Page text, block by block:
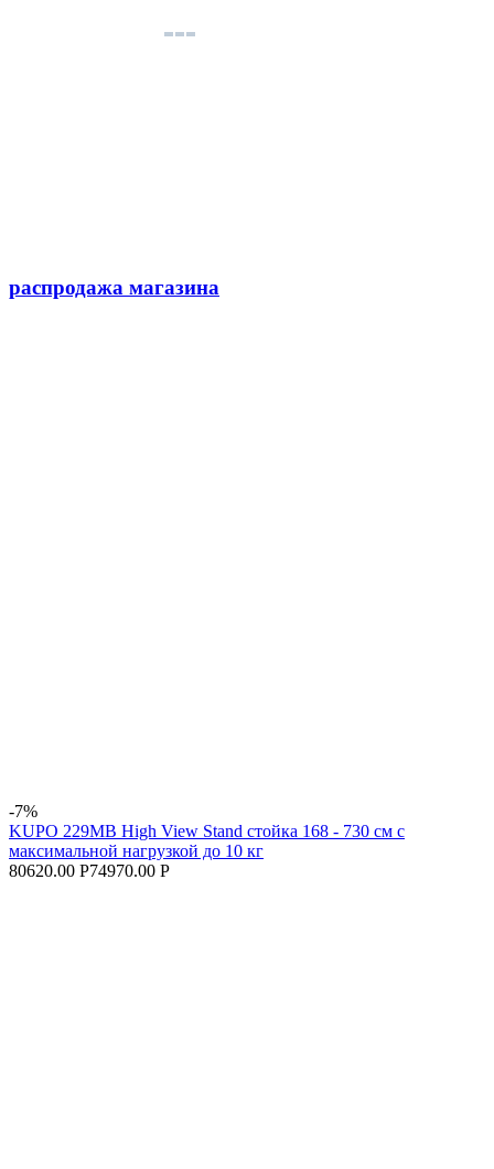
распродажа магазина
-7%
KUPO 229MB High View Stand cтойка 168 - 730 см с
максимальной нагрузкой до 10 кг
80620.00 Р74970.00 Р